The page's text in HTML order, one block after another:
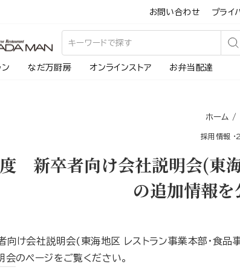
お問い合わせ プライ
ン なだ万厨房 オンラインストア お弁当配達
ホーム /
採用情報 ·
新卒者向け会社説明会(東
の追加情報を
け会社説明会(東海地区 レストラン事業本部・食品
会のページをご覧ください。